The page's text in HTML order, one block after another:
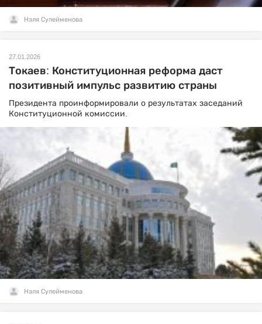
Нэля Сулейменова
27.01.2026
Токаев: Конституционная реформа даст
позитивный импульс развитию страны
Президента проинформировали о результатах заседаний
Конституционной комиссии.
Нэля Сулейменова